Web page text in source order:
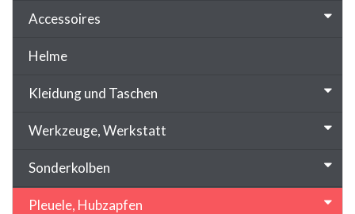
Accessoires
Helme
Kleidung und Taschen
Werkzeuge, Werkstatt
Sonderkolben
Pleuele, Hubzapfen